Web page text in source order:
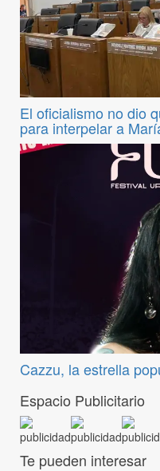
El oficialismo no dio
para interpelar a
Cazzu, la estrella
Espacio Publicitario
Te pueden interesar